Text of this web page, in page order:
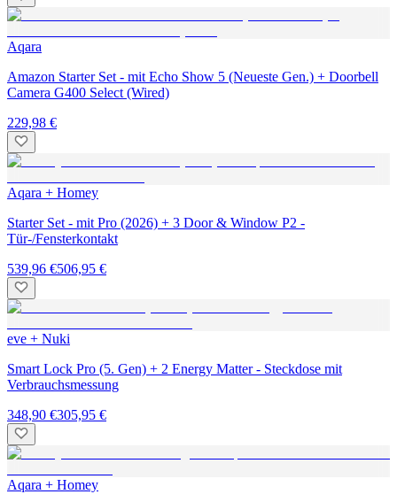
Aqara
Amazon Starter Set - mit Echo Show 5 (Neueste Gen.) + Doorbell
Camera G400 Select (Wired)
229,98 €
Aqara + Homey
Starter Set - mit Pro (2026) + 3 Door & Window P2 -
Tür-/Fensterkontakt
539,96 €506,95 €
eve + Nuki
Smart Lock Pro (5. Gen) + 2 Energy Matter - Steckdose mit
Verbrauchsmessung
348,90 €305,95 €
Aqara + Homey